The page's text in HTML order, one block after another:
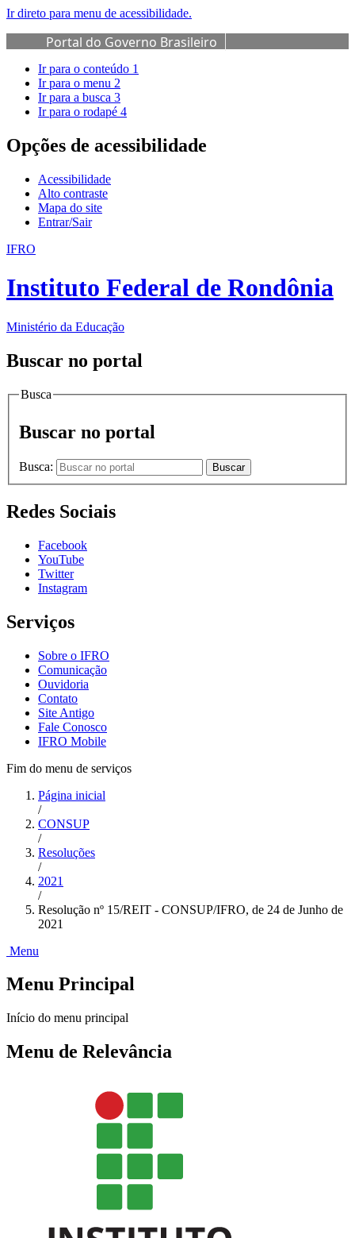
Ir direto para menu de acessibilidade.
Portal do Governo Brasileiro
Ir para o conteúdo 1
Ir para o menu 2
Ir para a busca 3
Ir para o rodapé 4
Opções de acessibilidade
Acessibilidade
Alto contraste
Mapa do site
Entrar/Sair
IFRO
Instituto Federal de Rondônia
Ministério da Educação
Buscar no portal
Busca
Buscar no portal
Busca: Buscar
Redes Sociais
Facebook
YouTube
Twitter
Instagram
Serviços
Sobre o IFRO
Comunicação
Ouvidoria
Contato
Site Antigo
Fale Conosco
IFRO Mobile
Fim do menu de serviços
Página inicial
/
CONSUP
/
Resoluções
/
2021
/
Resolução nº 15/REIT - CONSUP/IFRO, de 24 de Junho de
2021
Menu
Menu Principal
Início do menu principal
Menu de Relevância